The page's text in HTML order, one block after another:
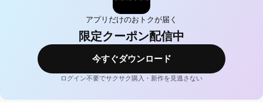
アプリだけのおトクが届く
限定クーポン配信中
今すぐダウンロード
ログイン不要でサクサク購入・新作を見逃さない